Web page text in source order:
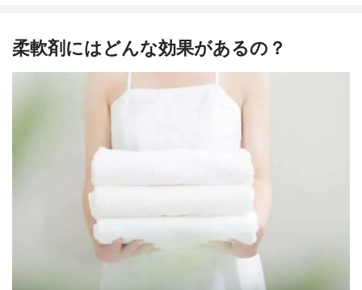
柔軟剤にはどんな効果があるの？